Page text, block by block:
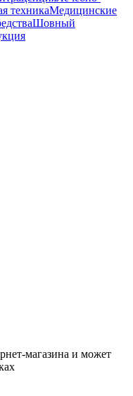
техникаМедицинские
Шовный
магазина и может